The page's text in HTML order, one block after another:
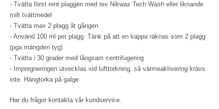
- Tvätta först rent plaggen med tex Nikwax Tech Wash eller liknande
milt tvättmedel
- Tvätta max 2 plagg åt gången
- Använd 100 ml per plagg. Tänk på att en kappa räknas som 2 plagg
(pga mängden tyg)
- Tvätta i 30 grader med långsam centrifugering
- Impregneringen utvecklas vid lufttorkning, så värmeaktivering krävs
inte. Hängtorka på galge.
Har du frågor kontakta vår kundservice.